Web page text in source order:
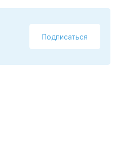
Подписаться